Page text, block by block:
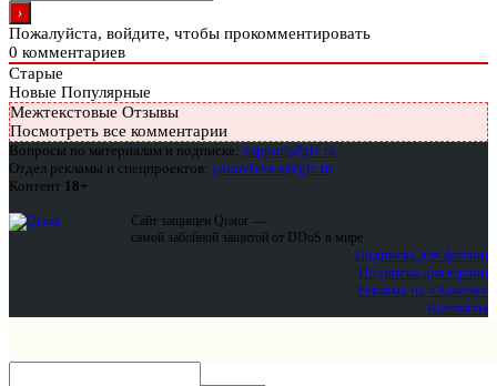
Пожалуйста, войдите, чтобы прокомментировать
0 комментариев
Старые
Новые Популярные
Межтекстовые Отзывы
Посмотреть все комментарии
Вопросы по материалам и подписке: support@glc.ru
Отдел рекламы и спецпроектов: yakovleva.a@glc.ru
Контент 18+
Сайт защищен Qrator —
самой забойной защитой от DDoS в мире
Подписка для физлиц
Подписка для юрлиц
Реклама на «Хакере»
Контакты